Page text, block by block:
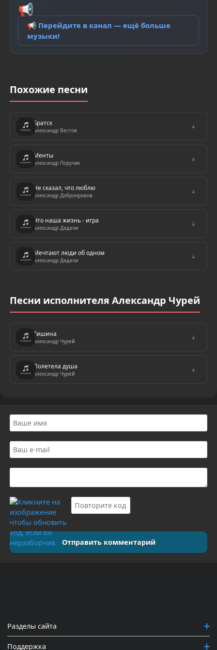
📢
📢 Перейдите в канал — ещё больше
музыки!
Похожие песни
Братск
Александр Вестов
↓
Менты
Александр Поручик
↓
Не сказал, что люблю
Александр Добронравов
↓
Что наша жизнь - игра
Александр Дадали
↓
Мечтают люди об одном
Александр Дадали
↓
Песни исполнителя Александр Чурей
Тишина
Александр Чурей
↓
Полетела душа
Александр Чурей
↓
Отправить комментарий
Разделы сайта
Поддержка